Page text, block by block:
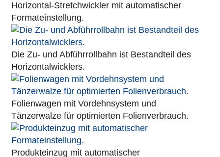
Horizontal-Stretchwickler mit automatischer
Formateinstellung.
Die Zu- und Abführrollbahn ist Bestandteil des
Horizontalwicklers.
Folienwagen mit Vordehnsystem und
Tänzerwalze für optimierten Folienverbrauch.
Produkteinzug mit automatischer